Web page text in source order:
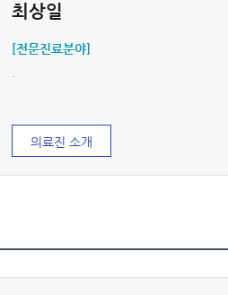
최상일
[전문진료분야]
의료진 소개